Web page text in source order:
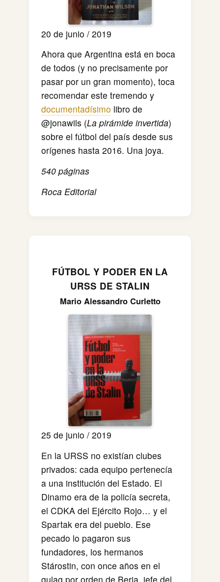
20 de junio / 2019
Ahora que Argentina está en boca
de todos (y no precisamente por
pasar por un gran momento), toca
recomendar este tremendo y
documentadísimo libro de
@jonawils (La pirámide invertida)
sobre el fútbol del país desde sus
orígenes hasta 2016. Una joya.
540 páginas
Roca Editorial
FÚTBOL Y PODER EN LA
URSS DE STALIN
Mario Alessandro Curletto
25 de junio / 2019
En la URSS no existían clubes
privados: cada equipo pertenecía
a una institución del Estado. El
Dinamo era de la policía secreta,
el CDKA del Ejército Rojo… y el
Spartak era del pueblo. Ese
pecado lo pagaron sus
fundadores, los hermanos
Stárostin, con once años en el
gulag por orden de Beria, jefe del